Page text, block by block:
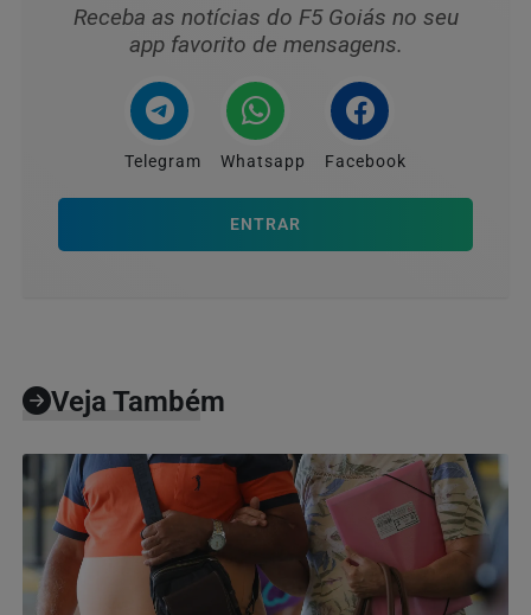
Receba as notícias do F5 Goiás no seu
app favorito de mensagens.
Telegram Whatsapp Facebook
ENTRAR
Veja Também